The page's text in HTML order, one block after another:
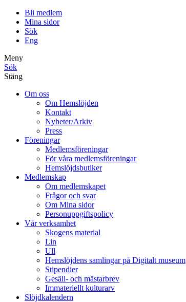
Bli medlem
Mina sidor
Sök
Eng
Meny
Sök
Stäng
Om oss
Om Hemslöjden
Kontakt
Nyheter/Arkiv
Press
Föreningar
Medlemsföreningar
För våra medlemsföreningar
Hemslöjdsbutiker
Medlemskap
Om medlemskapet
Frågor och svar
Om Mina sidor
Personuppgiftspolicy
Vår verksamhet
Skogens material
Lin
Ull
Hemslöjdens samlingar på Digitalt museum
Stipendier
Gesäll- och mästarbrev
Immateriellt kulturarv
Slöjdkalendern